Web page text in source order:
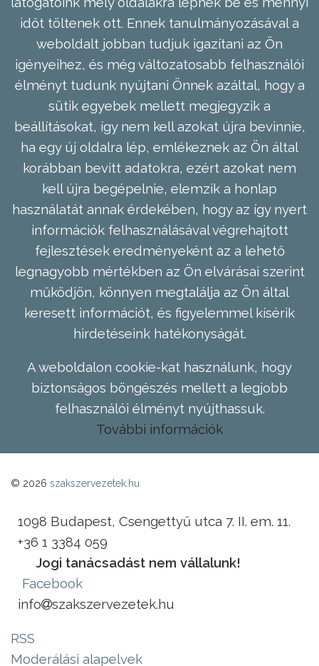
időt töltenek ott. Ennek tanulmányozásával a
weboldalt jobban tudjuk igazítani az Ön
igényeihez, és még változatosabb felhasználói
élményt tudunk nyújtani Önnek azáltal, hogy a
sütik egyebek mellett megjegyzik a
beállításokat, így nem kell azokat újra bevinnie,
ha egy új oldalra lép, emlékeznek az Ön által
korábban bevitt adatokra, ezért azokat nem
kell újra begépelnie, elemzik a honlap
használatát annak érdekében, hogy az így nyert
információk felhasználásával végrehajtott
fejlesztések eredményeként az a lehető
legnagyobb mértékben az Ön elvárásai szerint
működjön, könnyen megtalálja az Ön által
keresett információt, és figyelemmel kísérik
hirdetéseink hatékonyságát.
A weboldalon cookie-kat használunk, hogy
biztonságos böngészés mellett a legjobb
felhasználói élményt nyújthassuk.
További információk
© 2026 szakszervezetek.hu
1098 Budapest, Csengettyű utca 7. II. em. 11.
+36 1 3384 059
Jogi tanácsadást nem vállalunk!
Facebook
info
szakszervezetek.hu
RSS
Moderálási alapelvek